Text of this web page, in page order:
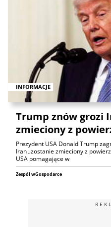
INFORMACJE
Trump znów grozi
zmieciony z
Prezydent USA Donald Trump
Iran „zostanie zmieciony z
USA pomagające w
Zespół wGospodarce